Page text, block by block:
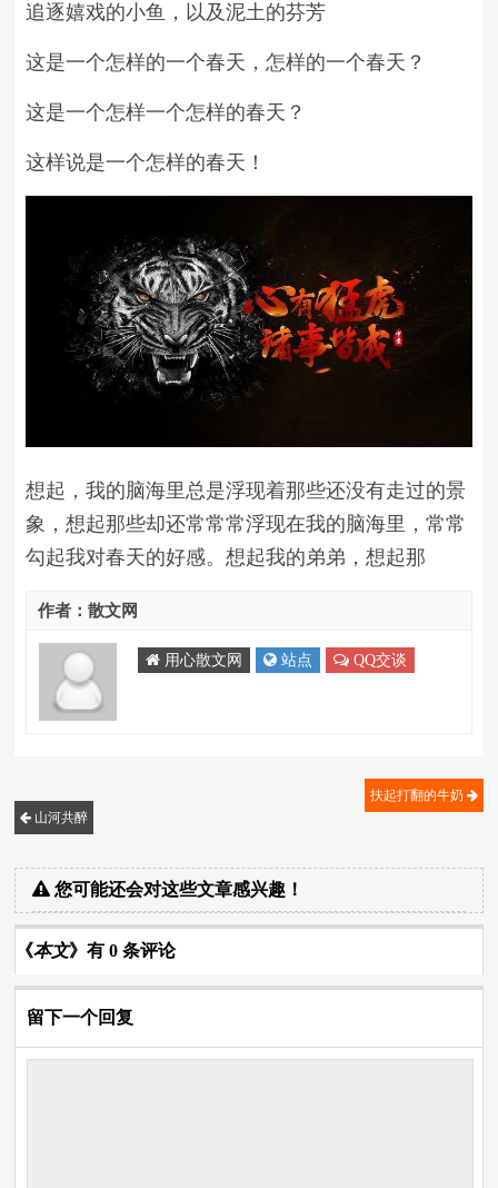
追逐嬉戏的小鱼，以及泥土的芬芳
这是一个怎样的一个春天，怎样的一个春天？
这是一个怎样一个怎样的春天？
这样说是一个怎样的春天！
想起，我的脑海里总是浮现着那些还没有走过的景
象，想起那些却还常常常浮现在我的脑海里，常常
勾起我对春天的好感。想起我的弟弟，想起那
作者：散文网
用心散文网 站点 QQ交谈
山河共醉
扶起打翻的牛奶
您可能还会对这些文章感兴趣！
《本文》有 0 条评论
留下一个回复